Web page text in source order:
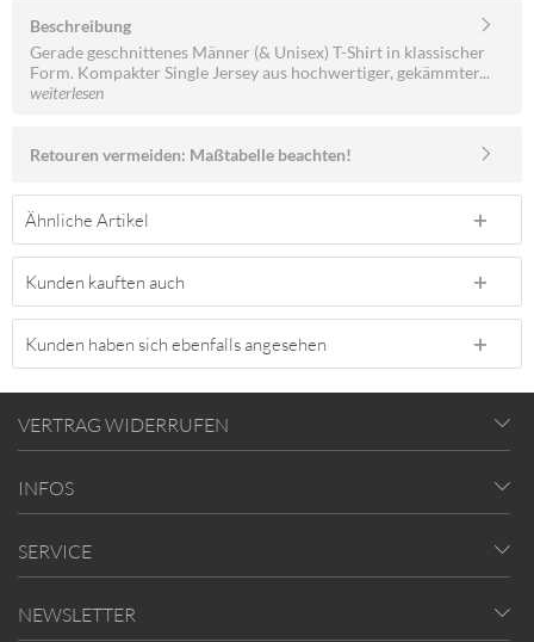
Beschreibung
Gerade geschnittenes Männer (& Unisex) T-Shirt in klassischer
Form. Kompakter Single Jersey aus hochwertiger, gekämmter...
weiterlesen
Retouren vermeiden: Maßtabelle beachten!
Ähnliche Artikel
Kunden kauften auch
Kunden haben sich ebenfalls angesehen
VERTRAG WIDERRUFEN
INFOS
SERVICE
NEWSLETTER